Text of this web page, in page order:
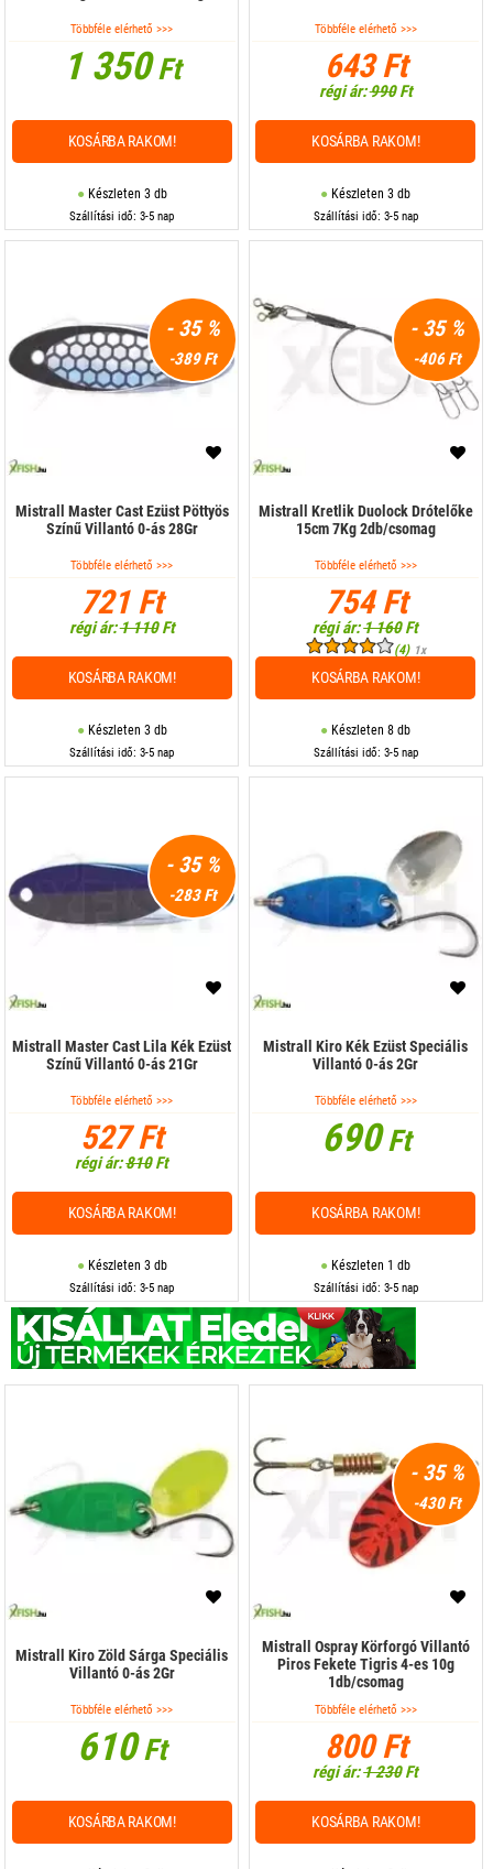
Többféle elérhető >>>
1 350Ft
Készleten 3 db
Szállítási idő: 3-5 nap
KOSÁRBA RAKOM!
Többféle elérhető >>>
643 Ft
régi ár:990Ft
Készleten 3 db
Szállítási idő: 3-5 nap
KOSÁRBA RAKOM!
- 35 %
-389 Ft
Mistrall Master Cast Ezüst Pöttyös
Színű Villantó 0-ás 28Gr
Többféle elérhető >>>
721 Ft
régi ár:1 110Ft
Készleten 3 db
Szállítási idő: 3-5 nap
KOSÁRBA RAKOM!
- 35 %
-406 Ft
Mistrall Kretlik Duolock Drótelőke
15cm 7Kg 2db/csomag
Többféle elérhető >>>
754 Ft
régi ár:1 160Ft
(4) 1x
Készleten 8 db
Szállítási idő: 3-5 nap
KOSÁRBA RAKOM!
- 35 %
-283 Ft
Mistrall Master Cast Lila Kék Ezüst
Színű Villantó 0-ás 21Gr
Többféle elérhető >>>
527 Ft
régi ár:810Ft
Készleten 3 db
Szállítási idő: 3-5 nap
KOSÁRBA RAKOM!
Mistrall Kiro Kék Ezüst Speciális
Villantó 0-ás 2Gr
Többféle elérhető >>>
690Ft
Készleten 1 db
Szállítási idő: 3-5 nap
KOSÁRBA RAKOM!
Mistrall Kiro Zöld Sárga Speciális
Villantó 0-ás 2Gr
Többféle elérhető >>>
610Ft
KOSÁRBA RAKOM!
- 35 %
-430 Ft
Mistrall Ospray Körforgó Villantó
Piros Fekete Tigris 4-es 10g
1db/csomag
Többféle elérhető >>>
800 Ft
régi ár:1 230Ft
KOSÁRBA RAKOM!